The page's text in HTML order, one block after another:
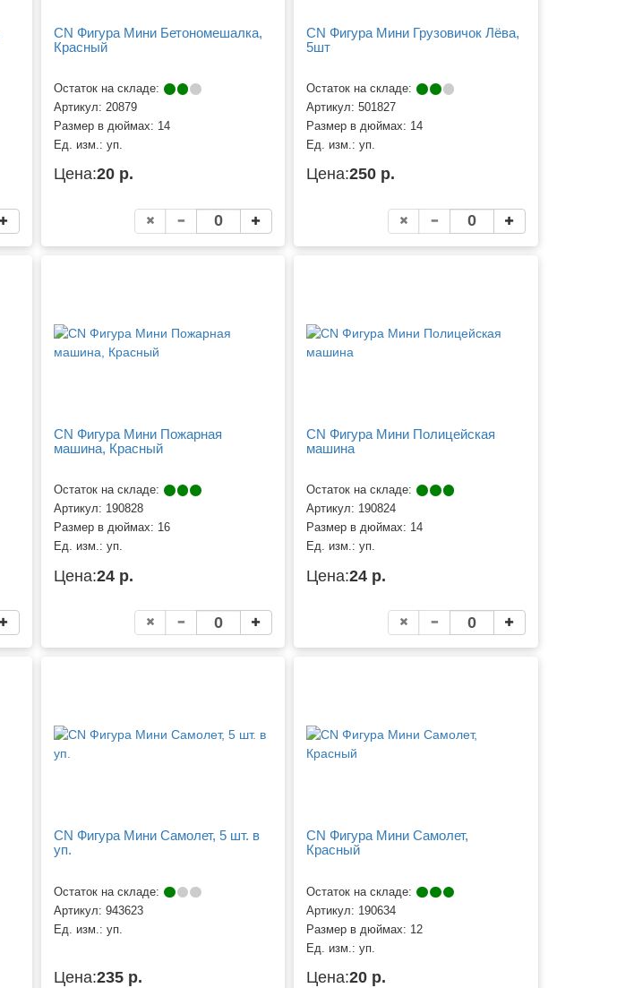
CN Фигура Мини Бетономешалка,
Красный
Остаток на складе:
Артикул: 20879
Размер в дюймах: 14
Ед. изм.: уп.
Цена:20 р.
CN Фигура Мини Грузовичок Лёва,
5шт
Остаток на складе:
Артикул:501827
Размер в дюймах: 14
Ед. изм.:уп.
Цена:250 р.
CN Фигура Мини Пожарная
машина, Красный
Остаток на складе:
Артикул: 190828
Размер в дюймах: 16
Ед. изм.: уп.
Цена:24 р.
CN Фигура Мини Полицейская
машина
Остаток на складе:
Артикул: 190824
Размер в дюймах: 14
Ед. изм.:уп.
Цена:24 р.
CN Фигура Мини Самолет, 5 шт. в
уп.
Остаток на складе:
Артикул: 943623
Ед. изм.: уп.
Цена:235 р.
CN Фигура Мини Самолет,
Красный
Остаток на складе:
Артикул: 190634
Размер в дюймах: 12
Ед. изм.:уп.
Цена:20 р.